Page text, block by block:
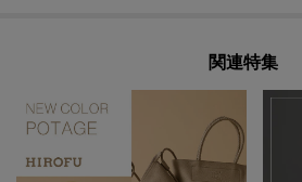
関連特集